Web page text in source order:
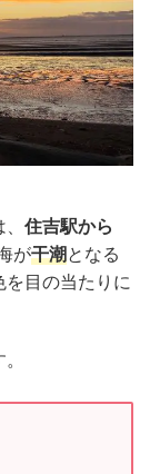
住吉駅から
が干潮となる
目の当たりに